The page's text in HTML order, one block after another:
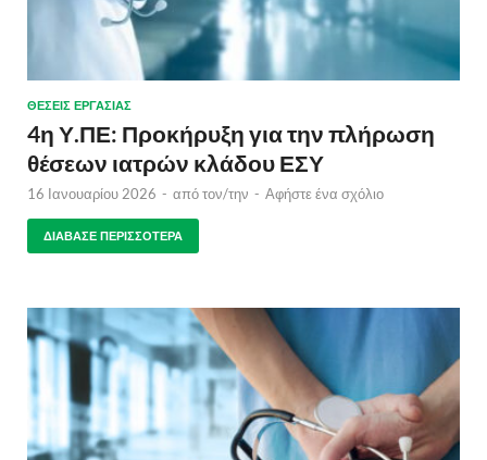
ΘΈΣΕΙΣ ΕΡΓΑΣΊΑΣ
4η Υ.ΠΕ: Προκήρυξη για την πλήρωση
θέσεων ιατρών κλάδου ΕΣΥ
16 Ιανουαρίου 2026 - από τον/την - Αφήστε ένα σχόλιο
ΔΙΆΒΑΣΕ ΠΕΡΙΣΣΌΤΕΡΑ